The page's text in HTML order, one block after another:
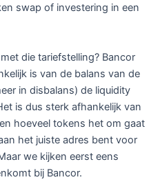
swap of investering in een
die tariefstelling? Bancor
is van de balans van de
in disbalans) de liquidity
is dus sterk afhankelijk van
hoeveel tokens het om gaat
het juiste adres bent voor
we kijken eerst eens
bij Bancor.